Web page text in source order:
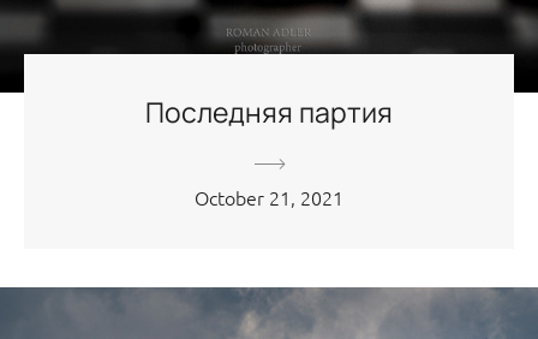
Последняя партия
October 21, 2021